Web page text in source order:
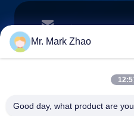
ईमेल
फ़ोन :
Mr. Mark Zhao
Good day, what product are